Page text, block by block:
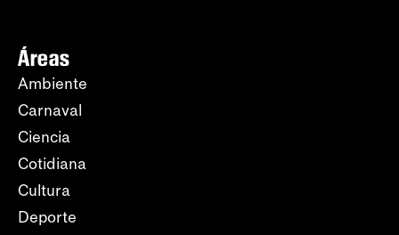
Áreas
Ambiente
Carnaval
Ciencia
Cotidiana
Cultura
Deporte